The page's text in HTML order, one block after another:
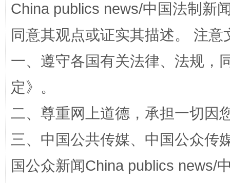
让传统村落焕发生机 阿坝
China publics news/中国法制新
同意其观点或证实其描述。 注
一、遵守各国有关法律、法规，
定》。
二、尊重网上道德，承担一切因
三、中国公共传媒、中国公众传
国公众新闻China publics news/